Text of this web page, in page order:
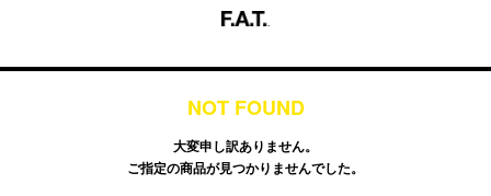
NOT FOUND
大変申し訳ありません。
ご指定の商品が見つかりませんでした。